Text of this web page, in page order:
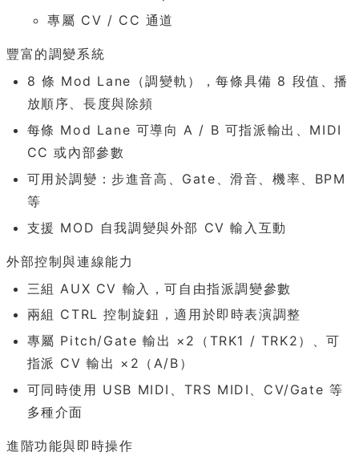
專屬 CV / CC 通道
豐富的調變系統
8 條 Mod Lane（調變軌），每條具備 8 段值、播
放順序、長度與除頻
每條 Mod Lane 可導向 A / B 可指派輸出、MIDI
CC 或內部參數
可用於調變：步進音高、Gate、滑音、機率、BPM
等
支援 MOD 自我調變與外部 CV 輸入互動
外部控制與連線能力
三組 AUX CV 輸入，可自由指派調變參數
兩組 CTRL 控制旋鈕，適用於即時表演調整
專屬 Pitch/Gate 輸出 ×2（TRK1 / TRK2）、可
指派 CV 輸出 ×2（A/B）
可同時使用 USB MIDI、TRS MIDI、CV/Gate 等
多種介面
進階功能與即時操作